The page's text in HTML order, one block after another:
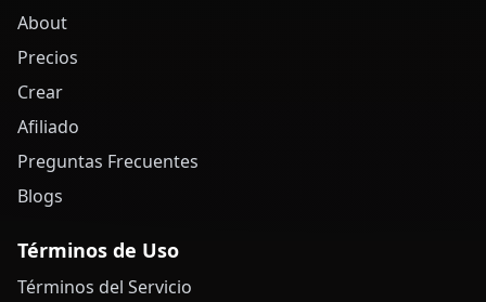
About
Precios
Crear
Afiliado
Preguntas Frecuentes
Blogs
Términos de Uso
Términos del Servicio